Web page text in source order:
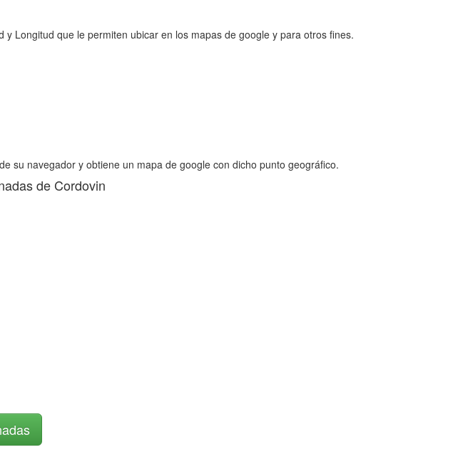
y Longitud que le permiten ubicar en los mapas de google y para otros fines.
su navegador y obtiene un mapa de google con dicho punto geográfico.
de Cordovin